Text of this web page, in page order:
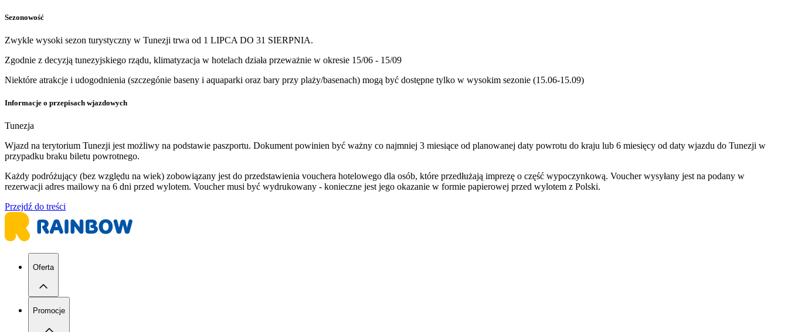
Sezonowość
Zwykle wysoki sezon turystyczny w Tunezji trwa od 1 LIPCA DO 31 SIERPNIA.
Zgodnie z decyzją tunezyjskiego rządu, klimatyzacja w hotelach działa przeważnie w okresie 15/06 - 15/09
Niektóre atrakcje i udogodnienia (szczegónie baseny i aquaparki oraz bary przy plaży/basenach) mogą być dostępne tylko w wysokim sezonie (15.06-15.09)
Informacje o przepisach wjazdowych
Tunezja
Wjazd na terytorium Tunezji jest możliwy na podstawie paszportu. Dokument powinien być ważny co najmniej 3 miesiące od planowanej daty powrotu do kraju lub 6 miesięcy od daty wjazdu do Tunezji w
przypadku braku biletu powrotnego.
Każdy podróżujący (bez względu na wiek) zobowiązany jest do przedstawienia vouchera hotelowego dla osób, które przedłużają imprezę o część wypoczynkową. Voucher wysyłany jest na podany w
rezerwacji adres mailowy na 6 dni przed wylotem. Voucher musi być wydrukowany - konieczne jest jego okazanie w formie papierowej przed wylotem z Polski.
Przejdź do treści
Oferta
Promocje